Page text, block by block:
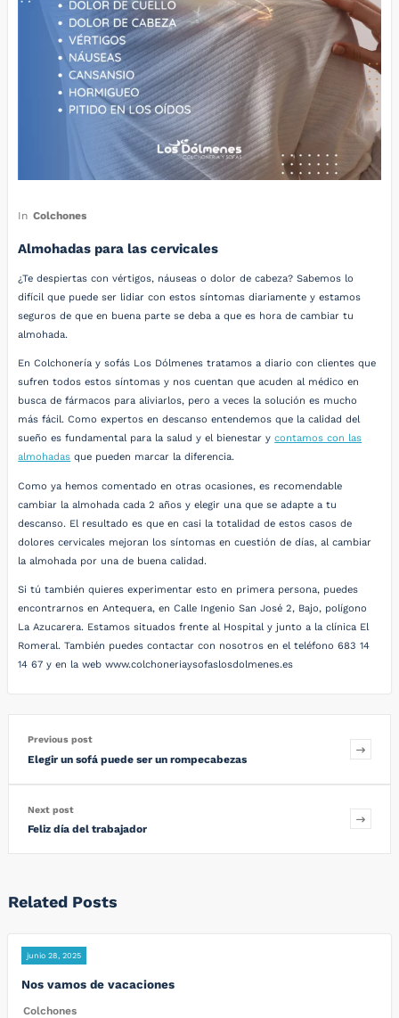
In Colchones
Almohadas para las cervicales
¿Te despiertas con vértigos, náuseas o dolor de cabeza? Sabemos lo
difícil que puede ser lidiar con estos síntomas diariamente y estamos
seguros de que en buena parte se deba a que es hora de cambiar tu
almohada.
En Colchonería y sofás Los Dólmenes tratamos a diario con clientes que
sufren todos estos síntomas y nos cuentan que acuden al médico en
busca de fármacos para aliviarlos, pero a veces la solución es mucho
más fácil. Como expertos en descanso entendemos que la calidad del
sueño es fundamental para la salud y el bienestar ycontamos con las
almohadas que pueden marcar la diferencia.
Como ya hemos comentado en otras ocasiones, es recomendable
cambiar la almohada cada 2 años y elegir una que se adapte a tu
descanso. El resultado es que en casi la totalidad de estos casos de
dolores cervicales mejoran los síntomas en cuestión de días, al cambiar
la almohada por una de buena calidad.
Si tú también quieres experimentar esto en primera persona, puedes
encontrarnos en Antequera, en Calle Ingenio San José 2, Bajo, polígono
La Azucarera. Estamos situados frente al Hospital y junto a la clínica El
Romeral. También puedes contactar con nosotros en el teléfono 683 14
14 67 y en la web www.colchoneriaysofaslosdolmenes.es
Previous post
Elegir un sofá puede ser un rompecabezas
Next post
Feliz día del trabajador
Related Posts
junio 28, 2025
Nos vamos de vacaciones
Colchones